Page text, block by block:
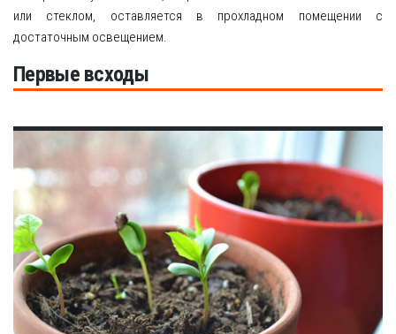
или стеклом, оставляется в прохладном помещении с
достаточным освещением.
Первые всходы